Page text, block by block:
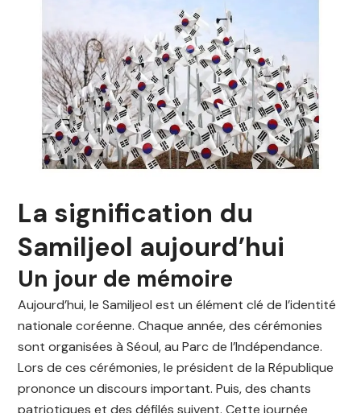
La signification du
Samiljeol aujourd’hui
Un jour de mémoire
Aujourd’hui, le Samiljeol est un élément clé de l’identité
nationale coréenne. Chaque année, des cérémonies
sont organisées à Séoul, au Parc de l’Indépendance.
Lors de ces cérémonies, le président de la République
prononce un discours important. Puis, des chants
patriotiques et des défilés suivent. Cette journée